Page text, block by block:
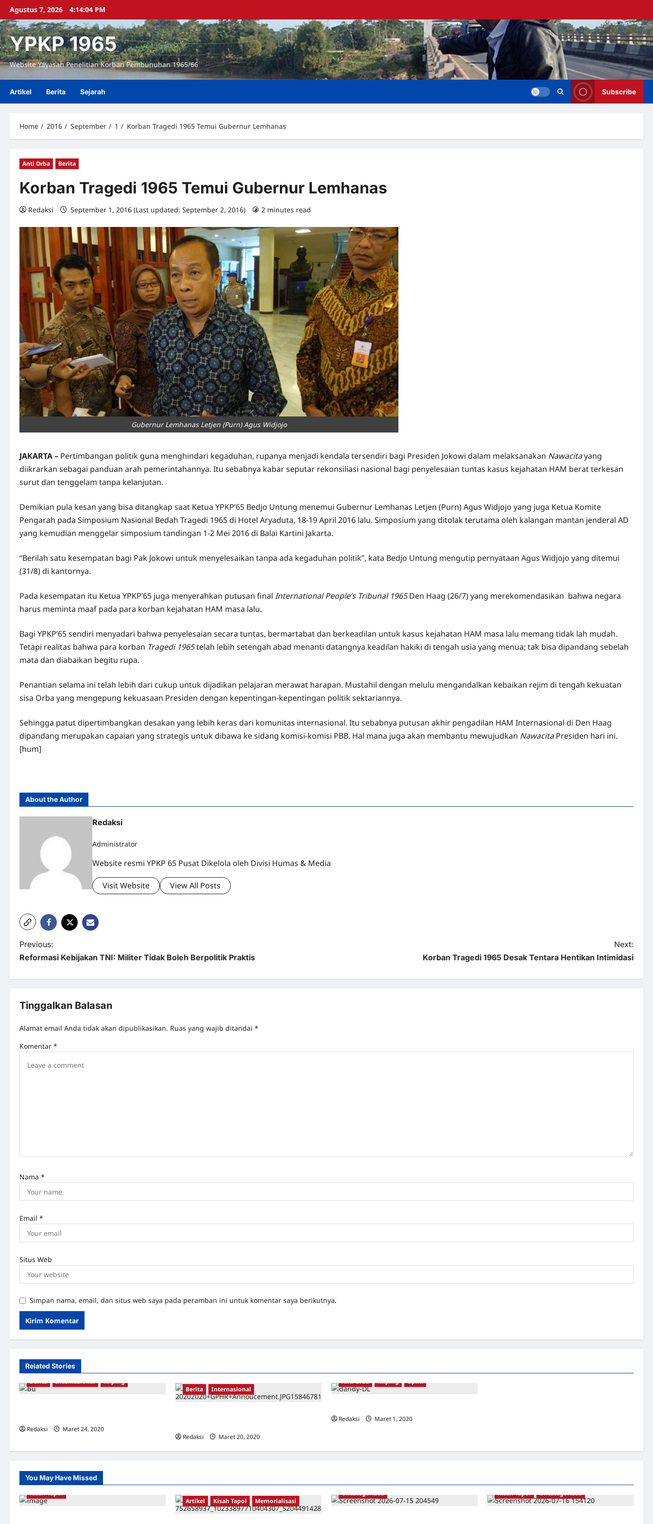
Skip
content
Agustus 7, 2026 4:14:05 PM
YPKP 1965
Website Yayasan Penelitian Korban Pembunuhan 1965/66
Artikel Berita Sejarah Subscribe
Home 2016 September 1 Korban Tragedi 1965 Temui Gubernur Lemhanas
Anti Orba Berita
Korban Tragedi 1965 Temui Gubernur Lemhanas
Redaksi September 1, 2016 (Last updated: September 2, 2016) 2 minutes read
Gubernur Lemhanas Letjen (Purn) Agus Widjojo
JAKARTA – Pertimbangan politik guna menghindari kegaduhan, rupanya menjadi kendala tersendiri bagi Presiden Jokowi dalam melaksanakan Nawacitayang
diikrarkan sebagai panduan arah pemerintahannya. Itu sebabnya kabar seputar rekonsiliasi nasional bagi penyelesaian tuntas kasus kejahatan HAM berat terkesan
surut dan tenggelam tanpa kelanjutan.
Demikian pula kesan yang bisa ditangkap saat Ketua YPKP’65 Bedjo Untung menemui Gubernur Lemhanas Letjen (Purn) Agus Widjojo yang juga Ketua Komite
Pengarah pada Simposium Nasional Bedah Tragedi 1965 di Hotel Aryaduta, 18-19 April 2016 lalu. Simposium yang ditolak terutama oleh kalangan mantan jenderal AD
yang kemudian menggelar simposium tandingan 1-2 Mei 2016 di Balai Kartini Jakarta.
“Berilah satu kesempatan bagi Pak Jokowi untuk menyelesaikan tanpa ada kegaduhan politik”, kata Bedjo Untung mengutip pernyataan Agus Widjojo yang ditemui
(31/8) di kantornya.
Pada kesempatan itu Ketua YPKP’65 juga menyerahkan putusan final International People’s Tribunal 1965Den Haag (26/7) yang merekomendasikan bahwa negara
harus meminta maaf pada para korban kejahatan HAM masa lalu.
Bagi YPKP’65 sendiri menyadari bahwa penyelesaian secara tuntas, bermartabat dan berkeadilan untuk kasus kejahatan HAM masa lalu memang tidak lah mudah.
Tetapi realitas bahwa para korban Tragedi 1965telah lebih setengah abad menanti datangnya keadilan hakiki di tengah usia yang menua; tak bisa dipandang sebelah
mata dan diabaikan begitu rupa.
Penantian selama ini telah lebih dari cukup untuk dijadikan pelajaran merawat harapan. Mustahil dengan melulu mengandalkan kebaikan rejim di tengah kekuatan
sisa Orba yang mengepung kekuasaan Presiden dengan kepentingan-kepentingan politik sektariannya.
Sehingga patut dipertimbangkan desakan yang lebih keras dari komunitas internasional. Itu sebabnya putusan akhir pengadilan HAM Internasional di Den Haag
dipandang merupakan capaian yang strategis untuk dibawa ke sidang komisi-komisi PBB. Hal mana juga akan membantu mewujudkan NawacitaPresiden hari ini.
[hum]
About the Author
Redaksi
Administrator
Website resmi YPKP 65 Pusat Dikelola oleh Divisi Humas & Media
Visit Website View All Posts
P
o
s
t
a
v
o
n
Previous:
Reformasi Kebijakan TNI: Militer Tidak Boleh Berpolitik Praktis
Next:
Korban Tragedi 1965 Desak Tentara Hentikan Intimidasi
Tinggalkan Balasan
Alamat email Anda tidak akan dipublikasikan. Ruas yang wajib ditandai *
Komentar *
Nama *
Email *
Situs Web
Simpan nama, email, dan situs web saya pada peramban ini untuk komentar saya berikutnya.
Related Stories
Berita
Internasional Kliping
Redaksi
Maret 24, 2020
Berita Internasional
Redaksi
Maret 20, 2020
Anti Orba Kliping Opini
Redaksi
Maret 1, 2020
You May Have Missed
Kisah Tapol
Artikel Kisah Tapol Memorialisasi
Uncategorized Kisah Tapol Uncategorized